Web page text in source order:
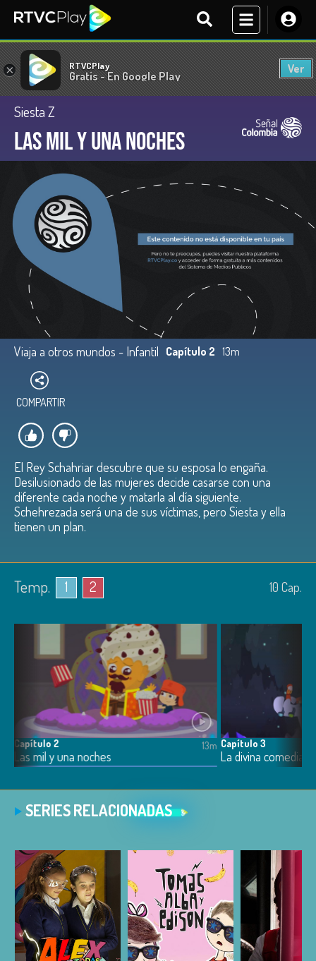
× RTVCPlay
Gratis - En Google Play
Ver
Siesta Z
Las mil y una noches
Viaja a otros mundos - Infantil Capítulo 2 13m
COMPARTIR
El Rey Schahriar descubre que su esposa lo engaña.
Desilusionado de las mujeres decide casarse con una
diferente cada noche y matarla al día siguiente.
Schehrezada será una de sus víctimas, pero Siesta y ella
tienen un plan.
Temp. 1 2 10 Cap.
Capítulo 2
Las mil y una noches
13m Capítulo 3
La divina comedia
SERIES RELACIONADAS